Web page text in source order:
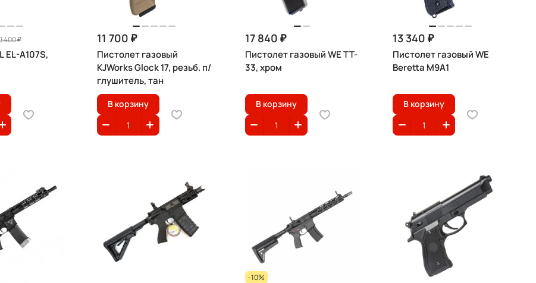
400 ₽
EL-A107S,
11 700 ₽
Пистолет газовый
KJWorks Glock 17, резьб. п/
глушитель, тан
В корзину
17 840 ₽
Пистолет газовый WE TT-
33, хром
В корзину
13 340 ₽
Пистолет газовый WE
Beretta M9A1
В корзину
-10%